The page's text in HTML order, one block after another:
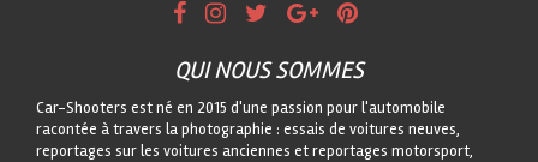
QUI NOUS SOMMES
Car-Shooters est né en 2015 d'une passion pour l'automobile
racontée à travers la photographie : essais de voitures neuves,
reportages sur les voitures anciennes et reportages motorsport,